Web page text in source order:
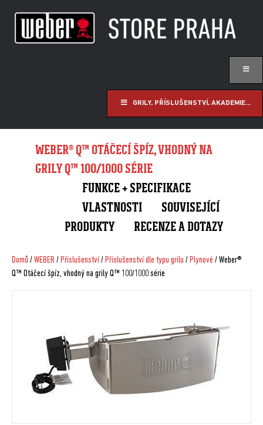
GRILY, PŘÍSLUŠENSTVÍ, AKADEMIE...
WEBER® Q™ OTÁČECÍ ŠPÍZ, VHODNÝ NA
GRILY Q™ 100/1000 SÉRIE
FUNKCE + SPECIFIKACE
VLASTNOSTI
SOUVISEJÍCÍ
PRODUKTY
RECENZE A DOTAZY
Domů /WEBER/ Příslušenství/ Příslušenství dle typu grilu / Plynové / Weber®
Q™ Otáčecí špíz, vhodný na grily Q™ 100/1000 série